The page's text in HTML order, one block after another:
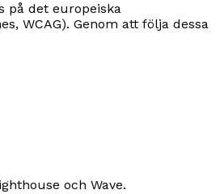
på det europeiska
WCAG). Genom att följa dessa
och Wave.